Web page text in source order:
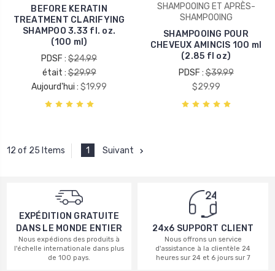
BEFORE KERATIN
TREATMENT CLARIFYING
SHAMPOO 3.33 fl. oz.
(100 ml)
PDSF : $24.99
était :$29.99
Aujourd'hui : $19.99
SHAMPOOING ET APRÈS-
SHAMPOOING
SHAMPOOING POUR
CHEVEUX AMINCIS 100 ml
(2.85 fl oz)
PDSF :$39.99
$29.99
12 of 25 Items 1 Suivant
EXPÉDITION GRATUITE
DANS LE MONDE ENTIER
Nous expédions des produits à
l'échelle internationale dans plus
de 100 pays.
24x6 SUPPORT CLIENT
Nous offrons un service
d'assistance à la clientèle 24
heures sur 24 et 6 jours sur 7